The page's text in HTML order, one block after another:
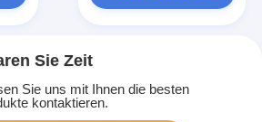
Sie Zeit
Sie uns mit Ihnen die besten
kontaktieren.